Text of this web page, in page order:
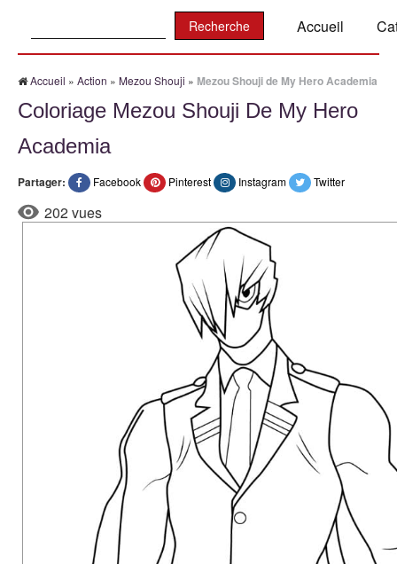
Accueil
Accueil » Action » Mezou Shouji » Mezou Shouji de My Hero Academia
Coloriage Mezou Shouji De My Hero
Academia
Partager: Facebook Pinterest Instagram Twitter
202 vues